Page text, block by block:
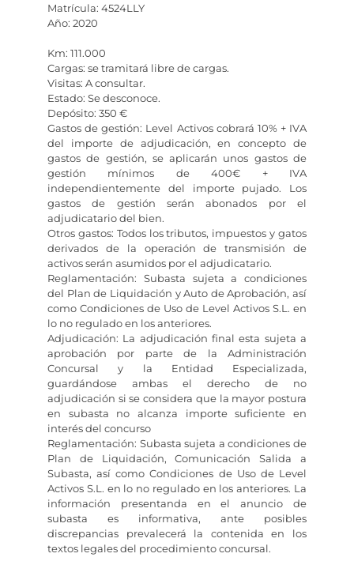
Matrícula: 4524LLY
Año: 2020
Km: 111.000
Cargas: se tramitará libre de cargas.
Visitas: A consultar.
Estado: Se desconoce.
Depósito: 350 €
Gastos de gestión: Level Activos cobrará 10% + IVA
del importe de adjudicación, en concepto de
gastos de gestión, se aplicarán unos gastos de
gestión mínimos de 400€ + IVA
independientemente del importe pujado. Los
gastos de gestión serán abonados por el
adjudicatario del bien.
Otros gastos: Todos los tributos, impuestos y gatos
derivados de la operación de transmisión de
activos serán asumidos por el adjudicatario.
Reglamentación: Subasta sujeta a condiciones
del Plan de Liquidación y Auto de Aprobación, así
como Condiciones de Uso de Level Activos S.L. en
lo no regulado en los anteriores.
Adjudicación: La adjudicación final esta sujeta a
aprobación por parte de la Administración
Concursal y la Entidad Especializada,
guardándose ambas el derecho de no
adjudicación si se considera que la mayor postura
en subasta no alcanza importe suficiente en
interés del concurso
Reglamentación: Subasta sujeta a condiciones de
Plan de Liquidación, Comunicación Salida a
Subasta, así como Condiciones de Uso de Level
Activos S.L. en lo no regulado en los anteriores. La
información presentanda en el anuncio de
subasta es informativa, ante posibles
discrepancias prevalecerá la contenida en los
textos legales del procedimiento concursal.